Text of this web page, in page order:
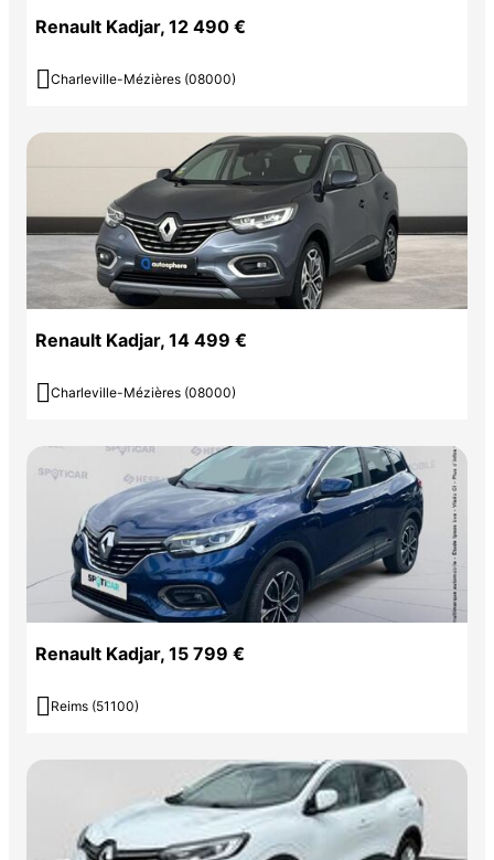
Renault Kadjar, 12 490 €
 Charleville-Mézières (08000)
Renault Kadjar, 14 499 €
 Charleville-Mézières (08000)
Renault Kadjar, 15 799 €
 Reims (51100)